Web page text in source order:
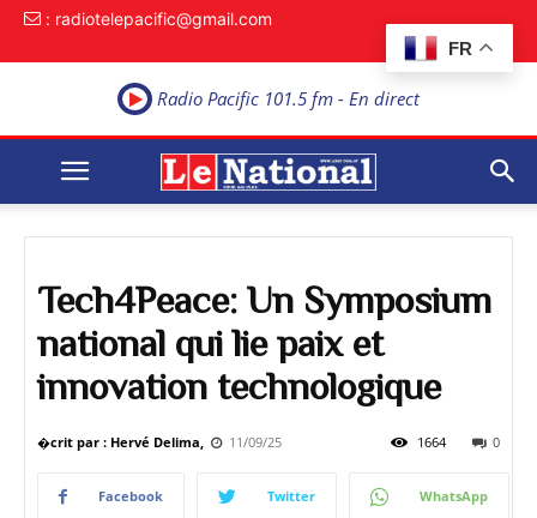
FR
: radiotelepacific@gmail.com
Radio Pacific 101.5 fm - En direct
Tech4Peace: Un Symposium
national qui lie paix et
innovation technologique
�crit par : Hervé Delima, 11/09/25 0
1664
Facebook Twitter WhatsApp